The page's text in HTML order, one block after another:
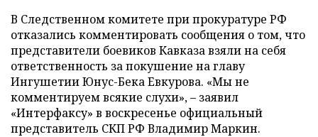
В Следственном комитете при прокуратуре РФ
отказались комментировать сообщения о том, что
представители боевиков Кавказа взяли на себя
ответственность за покушение на главу
Ингушетии Юнус-Бека Евкурова. «Мы не
комментируем всякие слухи», – заявил
«Интерфаксу» в воскресенье официальный
представитель СКП РФ Владимир Маркин.